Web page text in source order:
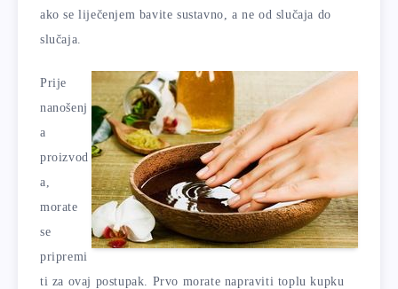
ako se liječenjem bavite sustavno, a ne od slučaja do
slučaja.
Prije
nanošenj
a
proizvod
a,
morate
se
pripremi
ti za ovaj postupak. Prvo morate napraviti toplu kupku